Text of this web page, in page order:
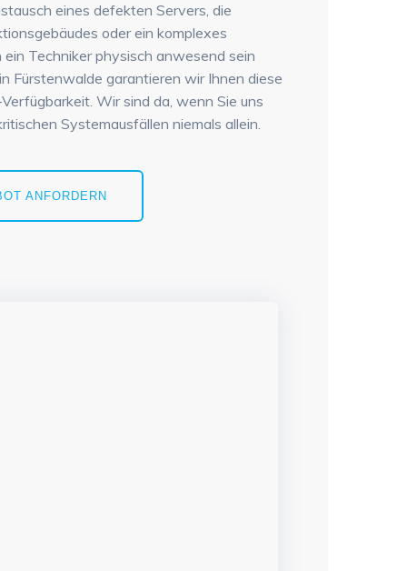
eines defekten Servers, die
oder ein komplexes
ein Techniker physisch anwesend sein
Fürstenwalde garantieren wir Ihnen diese
Wir sind da, wenn Sie uns
Systemausfällen niemals allein.
ANFORDERN